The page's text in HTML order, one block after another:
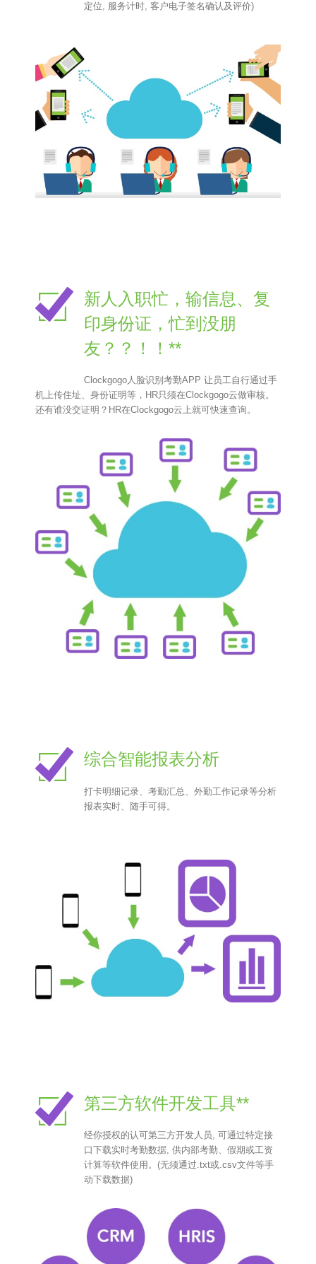
定位, 服务计时, 客户电子签名确认及评价)
新人入职忙，输信息、复
印身份证，忙到没朋
友？？！！**
Clockgogo人脸识别考勤APP 让员工自行通过手
机上传住址、身份证明等，HR只须在Clockgogo云做审核。
还有谁没交证明？HR在Clockgogo云上就可快速查询。
综合智能报表分析
打卡明细记录、考勤汇总、外勤工作记录等分析
报表实时、随手可得。
第三方软件开发工具**
经你授权的认可第三方开发人员, 可通过特定接
口下载实时考勤数据, 供内部考勤、假期或工资
计算等软件使用。(无须通过.txt或.csv文件等手
动下载数据)